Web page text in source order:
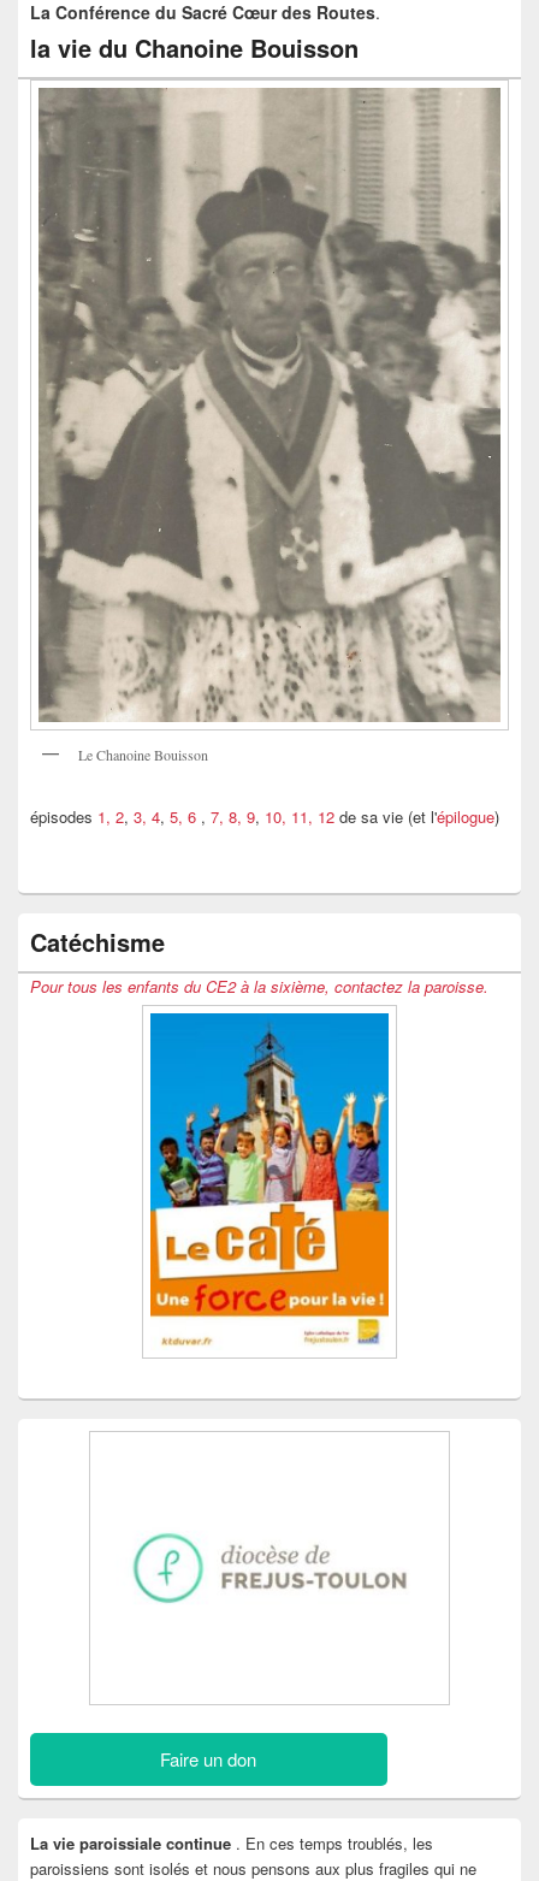
La Conférence du Sacré Cœur des Routes.
la vie du Chanoine Bouisson
Le Chanoine Bouisson
épisodes 1, 2, 3, 4, 5, 6 , 7, 8, 9, 10, 11, 12 de sa vie (et l'épilogue)
Catéchisme
Pour tous les enfants du CE2 à la sixième, contactez la paroisse.
Faire un don
La vie paroissiale continue . En ces temps troublés, les
paroissiens sont isolés et nous pensons aux plus fragiles qui ne